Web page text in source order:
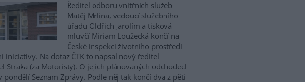
Ředitel odboru vnitřních služeb
Matěj Mrlina, vedoucí služebního
úřadu Oldřich Jarolím a tisková
mluvčí Miriam Loužecká končí na
České inspekci životního prostředí
iniciativy. Na dotaz ČTK to napsal nový ředitel
Straka (za Motoristy). O jejich plánovaných odchodech
pondělí Seznam Zprávy. Podle něj tak končí dva z pěti